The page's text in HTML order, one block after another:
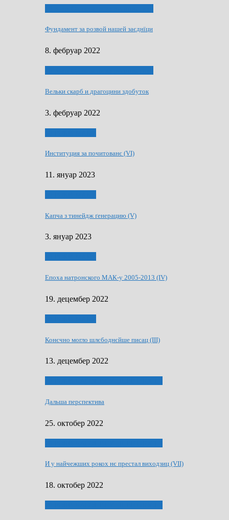
Фундамент за розвой нашей заєднїци
8. фебруар 2022
Вельки скарб и драгоцини здобуток
3. фебруар 2022
Институция за почитованє (VI)
11. януар 2023
Капча з тинейдж ґенерацию (V)
3. януар 2023
Епоха натронского МАК-у 2005-2013 (IV)
19. децембер 2022
Конєчно могло шлєбоднєйше писац (III)
13. децембер 2022
Дальша перспектива
25. октобер 2022
И у найчежших рокох нє престал виходзиц (VII)
18. октобер 2022